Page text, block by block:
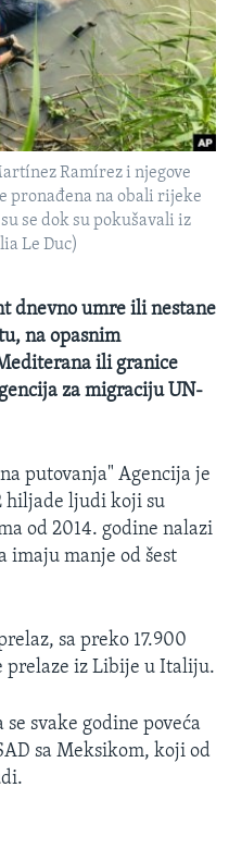
Ramírez i njegove
pronađena na obali rijeke
se dok su pokušavali iz
Le Duc)
dnevno umre ili nestane
na opasnim
ili granice
za migraciju UN-
putovanja" Agencija je
hiljade ljudi koji su
od 2014. godine nalazi
imaju manje od šest
sa preko 17.900
prelaze iz Libije u Italiju.
svake godine poveća
sa Meksikom, koji od